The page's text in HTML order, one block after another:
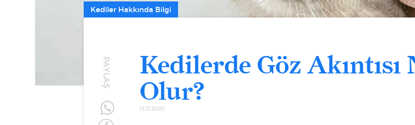
PAYLAŞ
Kediler Hakkında Bilgi
Kedilerde Göz Akıntısı
Olur?
13.12.2020